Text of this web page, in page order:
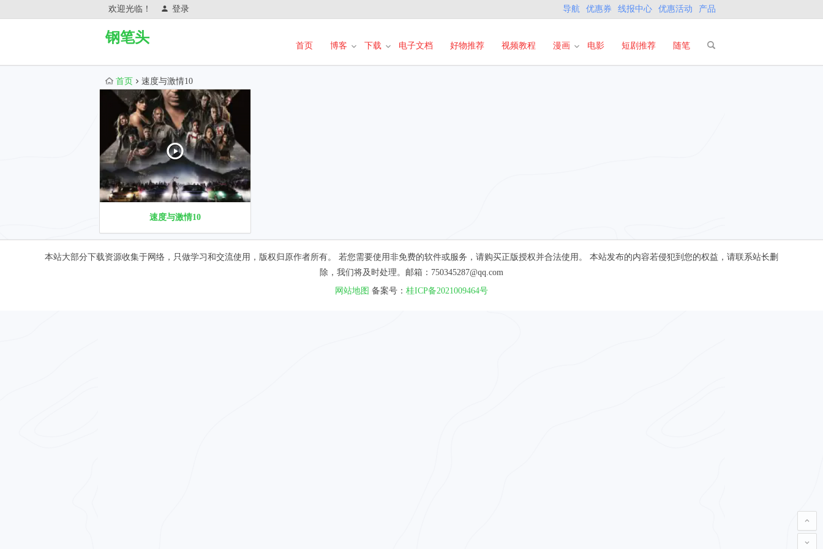
欢迎光临！ 登录 导航 优惠券 线报中心 优惠活动 产品
钢笔头
首页 博客 下载 电子文档 好物推荐 视频教程 漫画 电影 短剧推荐 随笔
首页 速度与激情10
速度与激情10
本站大部分下载资源收集于网络，只做学习和交流使用，版权归原作者所有。 若您需要使用非免费的软件或服务，请购买正版授权并合法使用。 本站发布的内容若侵犯到您的权益，请联系站长删
除，我们将及时处理。邮箱：750345287@qq.com
网站地图 备案号： 桂ICP备2021009464号